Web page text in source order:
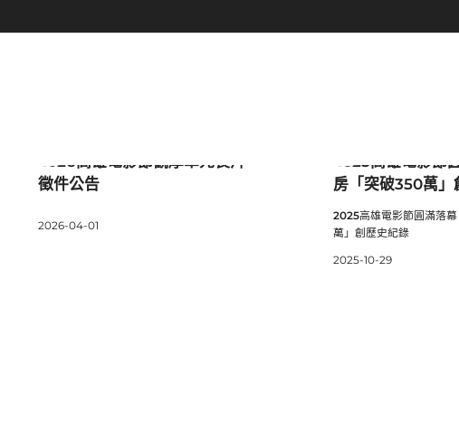
2026高雄電影節觀摩單元長片
徵件公告
2026-04-01
2025高雄電影
房「突破350萬」
2025高雄電影節圓滿落
萬」創歷史紀錄
2025-10-29